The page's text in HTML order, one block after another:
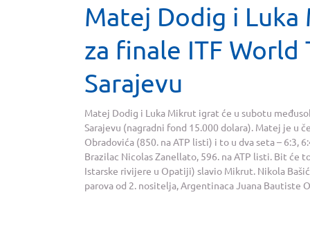
Matej Dodig i
za finale ITF World
Sarajevu
Matej Dodig i Luka Mikrut igrat će u subotu
Sarajevu (nagradni fond 15.000 dolara). Matej je u
Obradovića (850. na ATP listi) i to u dva seta – 6:3,
Brazilac Nicolas Zanellato, 596. na ATP listi. Bit
Istarske rivijere u Opatiji) slavio Mikrut. Nikola
parova od 2. nositelja, Argentinaca Juana Bautiste